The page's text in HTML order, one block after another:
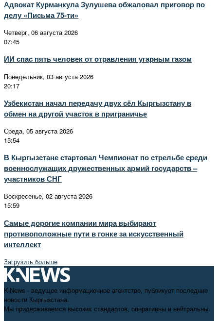
Адвокат Курманкула Зулушева обжаловал приговор по
делу «Письма 75-ти»
Четверг, 06 августа 2026
07:45
ИИ спас пять человек от отравления угарным газом
Понедельник, 03 августа 2026
20:17
Узбекистан начал передачу двух сёл Кыргызстану в
обмен на другой участок в приграничье
Среда, 05 августа 2026
15:54
В Кыргызстане стартовал Чемпионат по стрельбе среди
военнослужащих дружественных армий государств –
участников СНГ
Воскресенье, 02 августа 2026
15:59
Самые дорогие компании мира выбирают
противоположные пути в гонке за искусственный
интеллект
Загрузить больше
K-News - ведущее информационное агентство, публикует последние
новости Кыргызстана.
Мы придерживаемся высоких стандартов, оперативны и нейтральны.